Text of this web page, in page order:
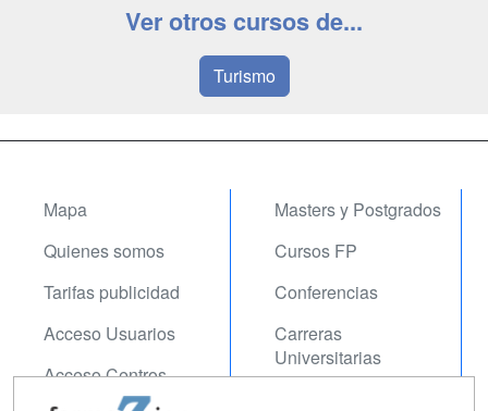
Ver otros cursos de...
Turismo
Mapa
Quienes somos
Tarifas publicidad
Acceso Usuarios
Acceso Centros
Masters y Postgrados
Cursos FP
Conferencias
Carreras
Universitarias